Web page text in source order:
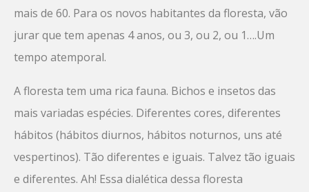
mais de 60. Para os novos habitantes da floresta, vão
jurar que tem apenas 4 anos, ou 3, ou 2, ou 1….Um
tempo atemporal.
A floresta tem uma rica fauna. Bichos e insetos das
mais variadas espécies. Diferentes cores, diferentes
hábitos (hábitos diurnos, hábitos noturnos, uns até
vespertinos). Tão diferentes e iguais. Talvez tão iguais
e diferentes. Ah! Essa dialética dessa floresta